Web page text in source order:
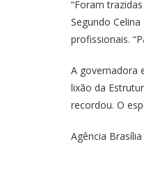
“Foram
Segundo
profissionais.
A governadora
lixão da
recordou. O
Agência Brasília